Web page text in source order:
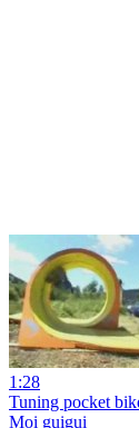
1:28
Tuning pocket
Moi guigui